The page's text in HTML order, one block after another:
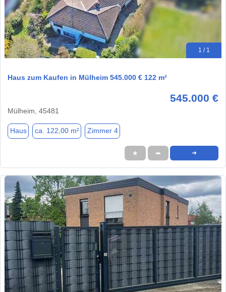
1 / 1
Haus zum Kaufen in Mülheim 545.000 € 122 m²
545.000 €
Mülheim, 45481
Haus ca. 122,00 m² Zimmer 4
★ ➦ ➜